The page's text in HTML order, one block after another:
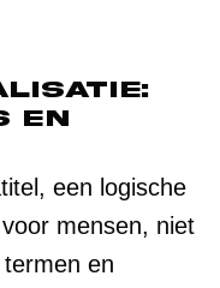
en
een logische
mensen, niet
en